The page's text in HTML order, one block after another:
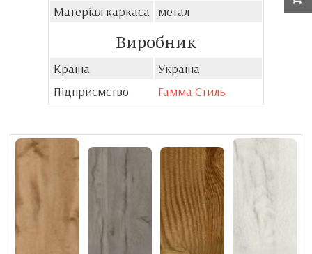
Матеріал каркаса метал
Виробник
Країна
Україна
Підприємство
Гамма Стиль